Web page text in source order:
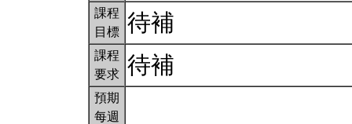
課程
目標 待補
課程
要求 待補
預期
每週